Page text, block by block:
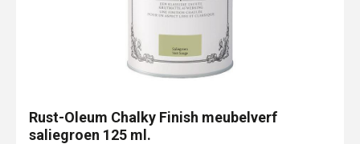
Rust-Oleum Chalky Finish meubelverf
saliegroen 125 ml.